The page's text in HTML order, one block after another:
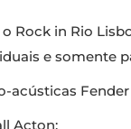
Rock in Rio
e somente
acústicas
Acton;